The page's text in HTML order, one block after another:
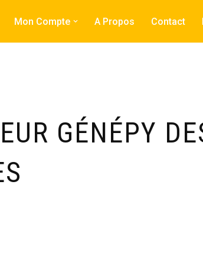
Mon Compte A Propos Contact
GÉNÉPY